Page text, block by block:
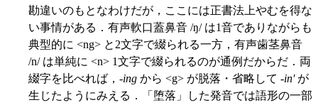
勘違いのもとなわけだが，ここには正書法上やむを得な
い事情がある．有声軟口蓋鼻音 /ŋ/ は1音でありながらも
典型的に <ng> と2文字で綴られる一方，有声歯茎鼻音
/n/ は単純に <n> 1文字で綴られるのが通例だからだ．両
綴字を比べれば，-ing から <g> が脱落・省略して -in' が
生じたようにみえる．「堕落」した発音では語形の一部